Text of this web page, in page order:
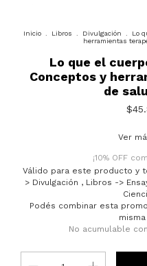
Inicio Libros Divulgación
Lo
herramientas
Lo que el
Conceptos y
de
Ver
¡10% OFF
Válido para este producto y
> Divulgación , Libros ->
Podés combinar esta
No acumulable